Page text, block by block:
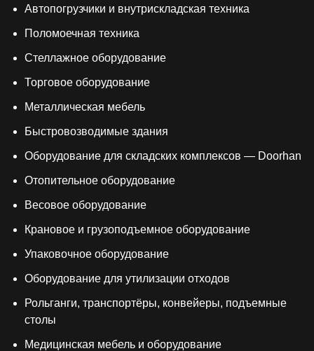
Автопогрузчики и внутрискладская техника
Поломоечная техника
Стеллажное оборудование
Торговое оборудование
Металлическая мебель
Быстровозводимые здания
Оборудование для складских комплексов — Doorhan
Отопительное оборудование
Весовое оборудование
Крановое и грузоподъемное оборудование
Упаковочное оборудование
Оборудование для утилизации отходов
Рольганги, транспортёры, конвейеры, подъемные
столы
Медицинская мебель и оборудование